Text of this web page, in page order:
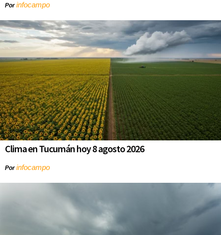
Porinfocampo
Clima en Tucumán hoy 8 agosto 2026
Porinfocampo